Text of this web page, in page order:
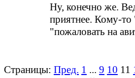
Ну, конечно же.
приятнее. Кому-
"пожаловать на
Страницы: Пред. 1 ... 9 10 11